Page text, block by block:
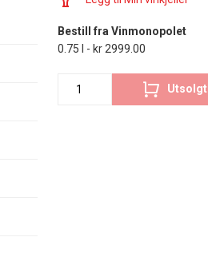
Bestill fra Vinmonopolet
0.75 l - kr 2999.00
Utsolgt